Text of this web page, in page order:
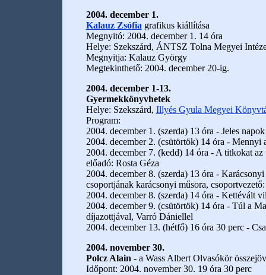
2004. december 1.
Kalauz Zsófia grafikus kiállítása
Megnyitó: 2004. december 1. 14 óra
Helye: Szekszárd, ÁNTSZ Tolna Megyei
Megnyitja: Kalauz György
Megtekinthető: 2004. december 20-ig.
2004. december 1-13.
Gyermekkönyvhetek
Helye: Szekszárd, Illyés Gyula Megyei
Program:
2004. december 1. (szerda) 13 óra - Jeles
2004. december 2. (csütörtök) 14 óra -
2004. december 7. (kedd) 14 óra - A titkokat
előadó: Rosta Géza
2004. december 8. (szerda) 13 óra -
csoportjának karácsonyi műsora,
2004. december 8. (szerda) 14 óra - Kettévált
2004. december 9. (csütörtök) 14 óra - Túl a
díjazottjával, Varró Dániellel
2004. december 13. (hétfő) 16 óra 30 perc -
2004. november 30.
Polcz Alain - a Wass Albert Olvasókör
Időpont: 2004. november 30. 19 óra 30 perc